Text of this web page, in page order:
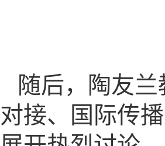
随后，陶友兰
对接、国际传